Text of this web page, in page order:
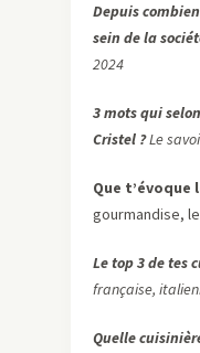
Depuis
sein de la
2024
3 mots qui
Cristel ?Le
Que t’évoque
gourmandise,
Le top 3 de tes
française,
Quelle